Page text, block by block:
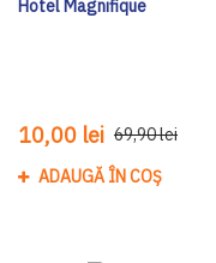
Hotel Magnifique
10,00 lei 69,90 lei
ADAUGĂ ÎN COȘ